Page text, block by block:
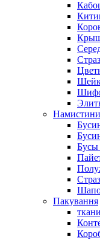
Бусы
Пакування